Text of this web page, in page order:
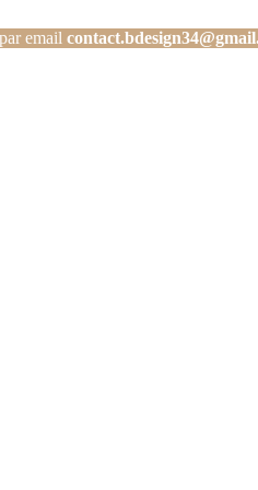
email